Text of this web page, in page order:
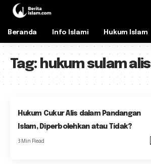
Beranda Info Islami Hukum Islam
Tag: hukum sulam alis
Hukum Cukur Alis dalam Pandangan
Islam, Diperbolehkan atau Tidak?
3 Min Read